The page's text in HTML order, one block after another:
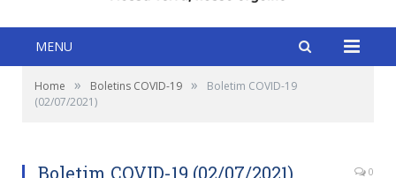
MENU
Home » Boletins COVID-19 »
Boletim COVID-19
(02/07/2021)
Boletim COVID-19 (02/07/2021) 0